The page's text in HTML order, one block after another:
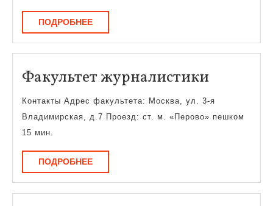
ПОДРОБНЕЕПОДРОБНЕЕ
Факультет журналистики
Контакты Адрес факультета: Москва, ул. 3-я
Владимирская, д.7 Проезд: ст. м. «Перово» пешком
15 мин.
ПОДРОБНЕЕПОДРОБНЕЕ